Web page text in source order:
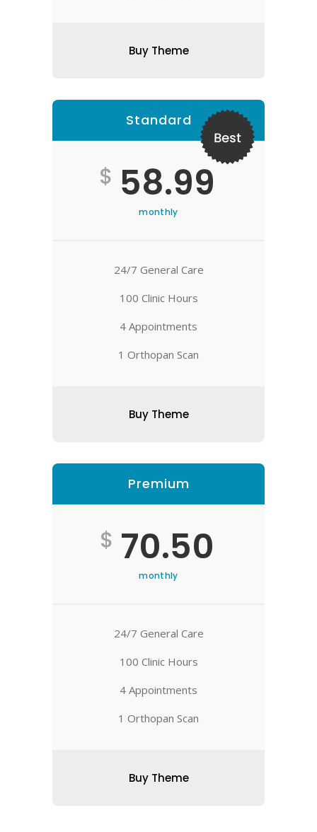
Buy Theme
Best
Standard
$ 58.99
monthly
24/7 General Care
100 Clinic Hours
4 Appointments
1 Orthopan Scan
Buy Theme
Premium
$ 70.50
monthly
24/7 General Care
100 Clinic Hours
4 Appointments
1 Orthopan Scan
Buy Theme